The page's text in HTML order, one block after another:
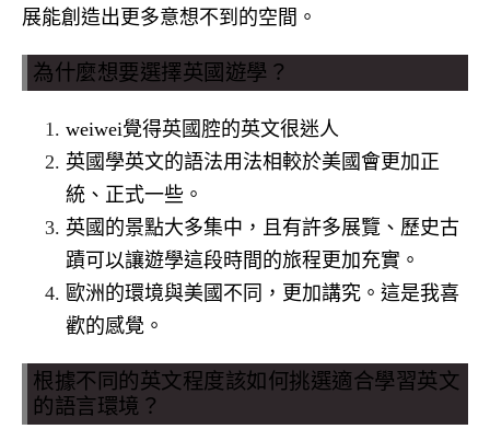
展能創造出更多意想不到的空間。
為什麼想要選擇英國遊學？
weiwei覺得英國腔的英文很迷人
英國學英文的語法用法相較於美國會更加正
統、正式一些。
英國的景點大多集中，且有許多展覽、歷史古
蹟可以讓遊學這段時間的旅程更加充實。
歐洲的環境與美國不同，更加講究。這是我喜
歡的感覺。
根據不同的英文程度該如何挑選適合學習英文
的語言環境？